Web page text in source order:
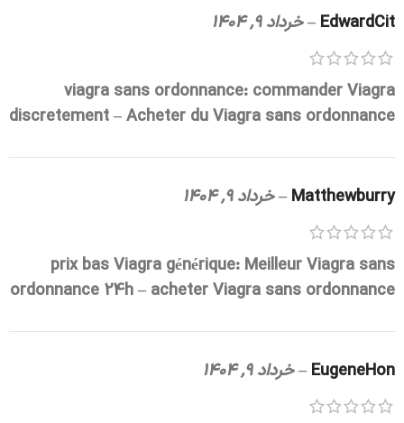
EdwardCit
–خرداد 9, 1404
viagra sans ordonnance: commander Viagra
discretement– Acheter du Viagra sans ordonnance
Matthewburry
–خرداد 9, 1404
prix bas Viagra générique: Meilleur Viagra sans
ordonnance 24h– acheter Viagra sans ordonnance
EugeneHon
–خرداد 9, 1404